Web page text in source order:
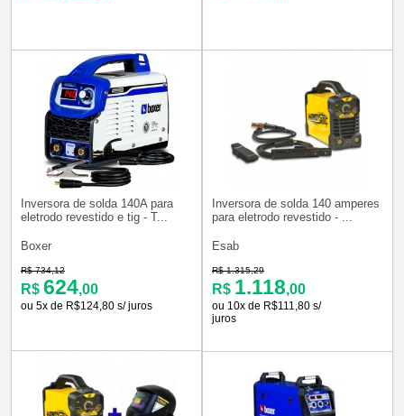
Inversora de solda 140A para
eletrodo revestido e tig - T...
Boxer
R$ 734,12
R$ 624,00
ou 5x de R$124,80 s/ juros
Inversora de solda 140 amperes
para eletrodo revestido - ...
Esab
R$ 1.315,29
R$ 1.118,00
ou 10x de R$111,80 s/
juros